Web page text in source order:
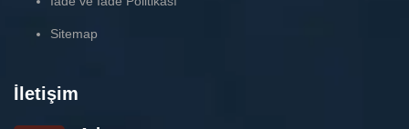
Sitemap
İletişim